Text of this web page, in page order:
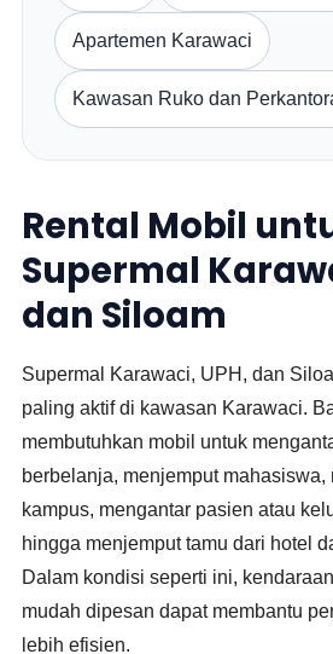
Apartemen Karawaci
Kawasan Ruko dan
Rental Mobil
Supermal
dan Siloam
Supermal Karawaci, UPH, dan
paling aktif di kawasan Karawaci.
membutuhkan mobil untuk
berbelanja, menjemput mahasiswa,
kampus, mengantar pasien atau
hingga menjemput tamu dari hotel
Dalam kondisi seperti ini,
mudah dipesan dapat membantu
lebih efisien.